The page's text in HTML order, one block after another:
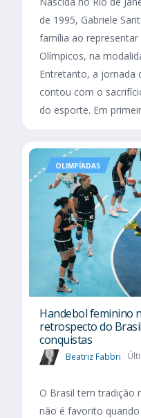
de 1995, Gabriele
família ao representar
Olímpicos, na
Entretanto, a jornada
contou com o
do esporte. Em
OLIMPÍADAS
Handebol feminino
retrospecto do
conquistas
Beatriz Fabbri
O Brasil tem tradição
não é favorito